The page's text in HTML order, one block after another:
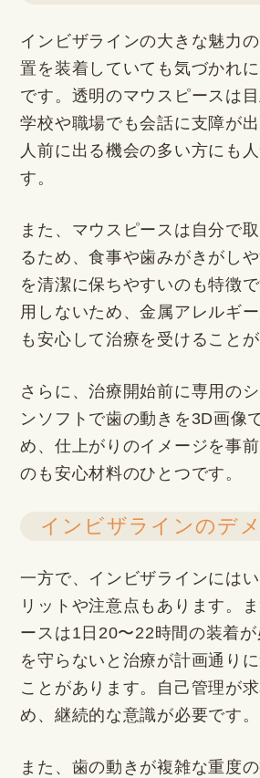
インビザラインの大きな魅力
置を装着していても気づかれ
です。透明のマウスピースは目
学校や職場でも会話に支障が出
人前に出る機会の多い方にも
す。
また、マウスピースは自分で
るため、食事や歯みがきがし
を清潔に保ちやすいのも特徴
用しないため、金属アレルギ
も安心して治療を受けることが
さらに、治療開始前に専用の
ンソフトで歯の動きを3D画像
め、仕上がりのイメージを事
のも安心材料のひとつです。
インビザラインのデ
一方で、インビザラインには
リットや注意点もあります。
ースは1日20〜22時間の装着
を守らないと治療が計画通り
ことがあります。自己管理が
め、継続的な意識が必要です。
また、歯の動きが複雑な重度